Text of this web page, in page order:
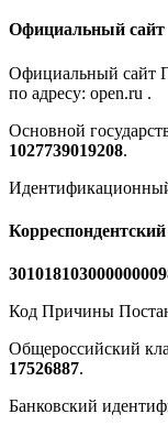
Официальный сайт
Официальный сайт
по адресу: open.ru .
Основной
1027739019208.
Корреспондентский
Код Причины
Общероссийский
17526887.
Банковский